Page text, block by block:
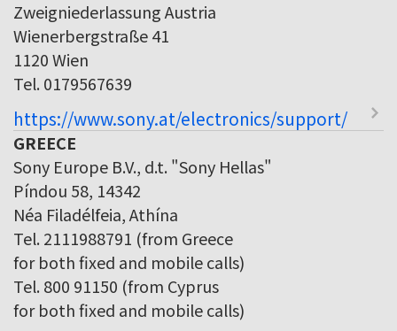
Zweigniederlassung Austria
Wienerbergstraße 41
1120 Wien
Tel. 0179567639
https://www.sony.at/electronics/support/
GREECE
Sony Europe B.V., d.t. "Sony Hellas"
Píndou 58, 14342
Néa Filadélfeia, Athína
Tel. 2111988791 (from Greece
for both fixed and mobile calls)
Tel. 800 91150 (from Cyprus
for both fixed and mobile calls)